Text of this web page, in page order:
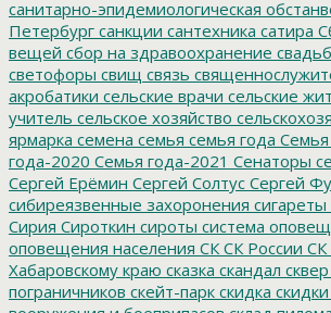
санитарно-эпидемиологическая
Петербург санкции сантехника сатира
вещей сбор на здравоохранение
светофоры свищ связь
акробатики сельские врачи сельские
учитель сельское хозяйство
ярмарка семена семья семья года
года-2020 Семья года-2021 Сенаторы
Сергей Ерёмин Сергей Солтус Сергей
сибиреязвенные захоронения сигареты
Сирия Сироткин сироты система
оповещения населения СК СК России
Хабаровскому краю сказка скандал сквер
пограничников скейт-парк скидка